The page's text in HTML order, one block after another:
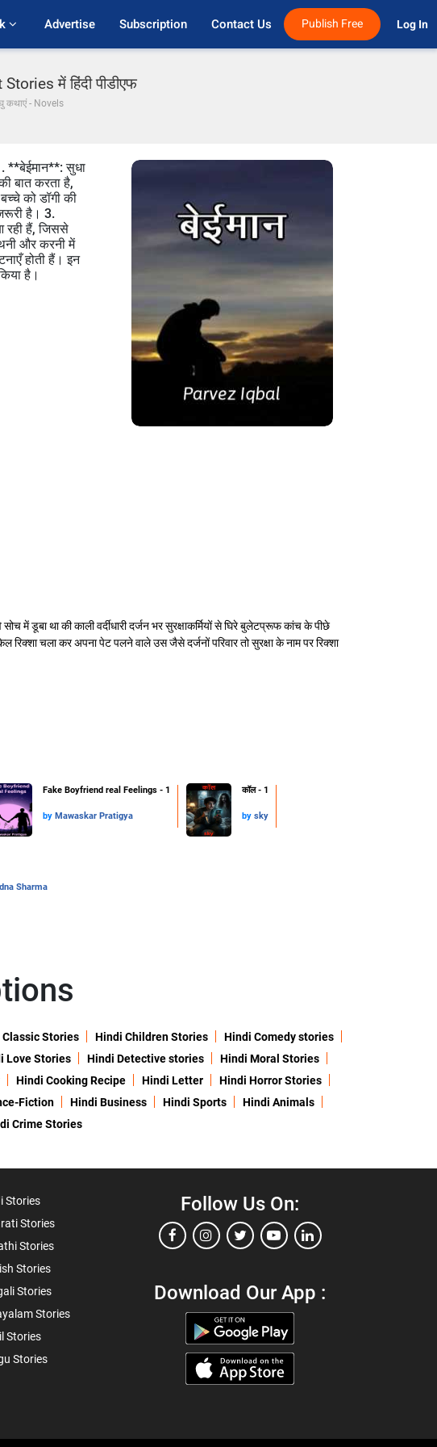
Advertise Subscription Contact Us Publish Free Log In
में हिंदी पीडीएफ
कथाएं - Novels
**बेईमान**: सुधा
बात करता है,
को डॉगी की
है। 3.
रही हैं, जिससे
और करनी में
होती हैं। इन
है।
में डूबा था की काली वर्दीधारी दर्जन भर सुरक्षाकर्मियों से घिरे बुलेटप्रूफ कांच के पीछे
चला कर अपना पेट पलने वाले उस जैसे दर्जनों परिवार तो सुरक्षा के नाम पर रिक्शा
Fake Boyfriend real Feelings - 1
by Mawaskar Pratigya
कॉल - 1
by sky
Sharma
Stories Hindi Children Stories
Hindi Comedy stories
Love Stories Hindi Detective stories
Hindi Moral Stories
Hindi Cooking Recipe Hindi Letter
Hindi Horror Stories
Fiction Hindi Business Hindi Sports
Hindi Animals
Crime Stories
Stories
Stories
Stories
Stories
Stories
Stories
Stories
Stories
Follow Us On:
Download Our App :